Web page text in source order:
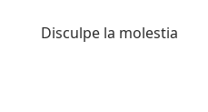
Disculpe la molestia